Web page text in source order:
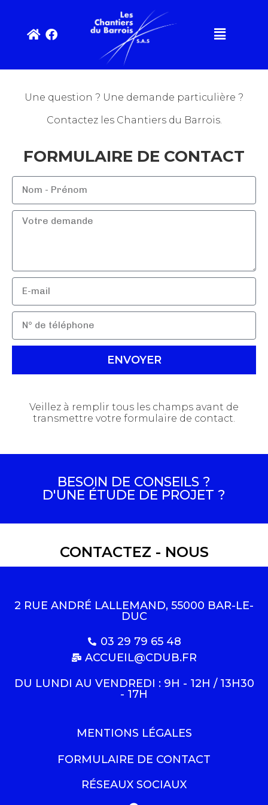
Une question ? Une demande particulière ?
Contactez les Chantiers du Barrois.
FORMULAIRE DE CONTACT
ENVOYER
Veillez à remplir tous les champs avant de
transmettre votre formulaire de contact.
BESOIN DE CONSEILS ?
D'UNE ÉTUDE DE PROJET ?
CONTACTEZ - NOUS
2 RUE ANDRÉ LALLEMAND, 55000 BAR-LE-
DUC
03 29 79 65 48
ACCUEIL@CDUB.FR
DU LUNDI AU VENDREDI : 9H - 12H / 13H30
- 17H
MENTIONS LÉGALES
FORMULAIRE DE CONTACT
RÉSEAUX SOCIAUX